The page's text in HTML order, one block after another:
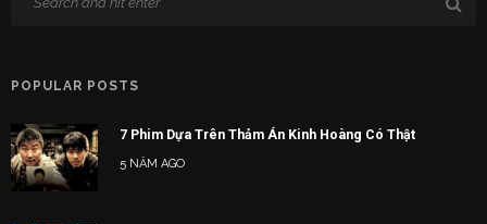
POPULAR POSTS
7 Phim Dựa Trên Thảm Án Kinh Hoàng Có Thật
5 NĂM AGO